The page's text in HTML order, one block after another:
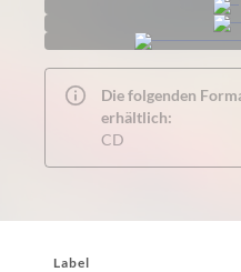
Die folgenden
erhältlich:
CD
Label